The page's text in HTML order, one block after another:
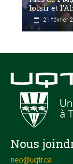
loisir et
21 février
Nous
neo@uqtr.ca